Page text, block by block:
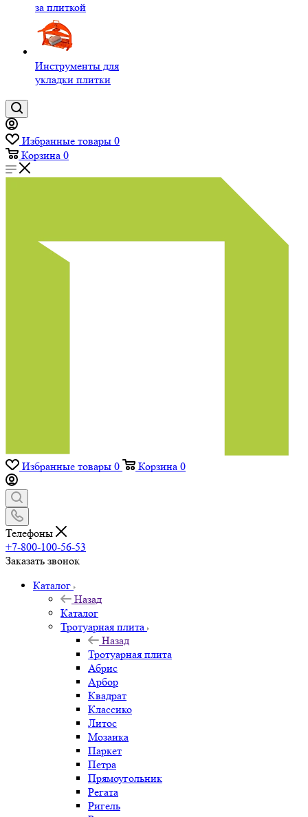
за плиткой
Инструменты для
укладки плитки
Избранные товары 0
Корзина 0
Избранные товары 0 Корзина 0
Телефоны
+7-800-100-56-53
Заказать звонок
Каталог
Назад
Каталог
Тротуарная плита
Назад
Тротуарная плита
Абрис
Арбор
Квадрат
Классико
Литос
Мозаика
Паркет
Петра
Прямоугольник
Регата
Ригель